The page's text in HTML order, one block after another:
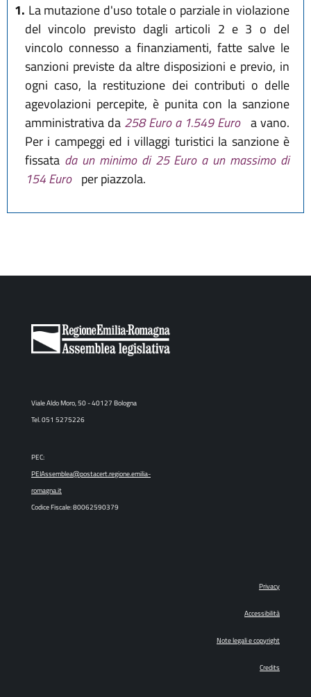
1. La mutazione d'uso totale o parziale in violazione
del vincolo previsto dagli articoli 2 e 3 o del
vincolo connesso a finanziamenti, fatte salve le
sanzioni previste da altre disposizioni e previo, in
ogni caso, la restituzione dei contributi o delle
agevolazioni percepite, è punita con la sanzione
amministrativa da 258 Euro a 1.549 Euro a vano.
Per i campeggi ed i villaggi turistici la sanzione è
fissata da un minimo di 25 Euro a un massimo di
154 Euro per piazzola.
Viale Aldo Moro, 50 - 40127 Bologna
Tel. 051 5275226
PEC:
PEIAssemblea@postacert.regione.emilia-
romagna.it
Codice Fiscale: 80062590379
Privacy
Accessibilità
Note legali e copyright
Credits